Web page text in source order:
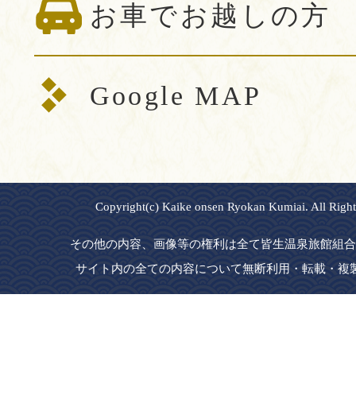
お車でお越しの方
Google MAP
Copyright(c) Kaike onsen Ryokan Kumiai. All
その他の内容、画像等の権利は全て皆生温泉旅館組
サイト内の全ての内容について無断利用・転載・複